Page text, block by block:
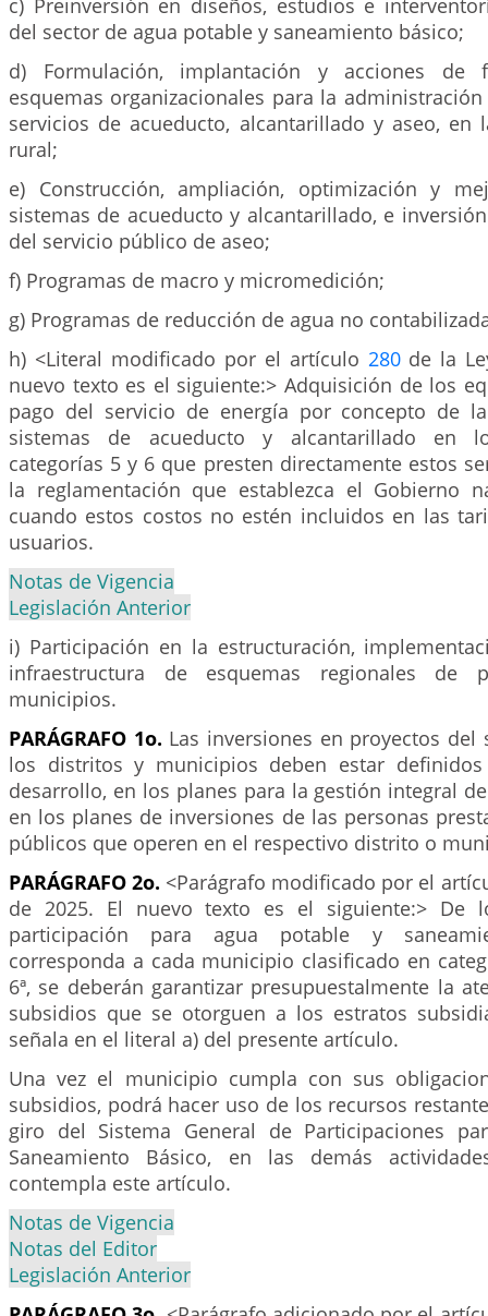
c) Preinversión en diseños, estudios e
del sector de agua potable y saneamiento básico;
d) Formulación, implantación y acciones de
esquemas organizacionales para la
servicios de acueducto, alcantarillado y aseo, en
rural;
e) Construcción, ampliación, optimización y
sistemas de acueducto y alcantarillado, e
del servicio público de aseo;
f) Programas de macro y micromedición;
g) Programas de reducción de agua no
h) <Literal modificado por el artículo 280de la
nuevo texto es el siguiente:> Adquisición de los
pago del servicio de energía por concepto de
sistemas de acueducto y alcantarillado en
categorías 5 y 6 que presten directamente estos
la reglamentación que establezca el Gobierno
cuando estos costos no estén incluidos en las
usuarios.
Notas de Vigencia
Legislación Anterior
i) Participación en la estructuración,
infraestructura de esquemas regionales de
municipios.
PARÁGRAFO 1o. Las inversiones en proyectos del
los distritos y municipios deben estar
desarrollo, en los planes para la gestión integral
en los planes de inversiones de las personas
públicos que operen en el respectivo distrito o
PARÁGRAFO 2o. <Parágrafo modificado por el
de 2025. El nuevo texto es el siguiente:> De
participación para agua potable y
corresponda a cada municipio clasificado en
6ª, se deberán garantizar presupuestalmente la
subsidios que se otorguen a los estratos
señala en el literal a) del presente artículo.
Una vez el municipio cumpla con sus
subsidios, podrá hacer uso de los recursos
giro del Sistema General de Participaciones
Saneamiento Básico, en las demás
contempla este artículo.
Notas de Vigencia
Notas del Editor
Legislación Anterior